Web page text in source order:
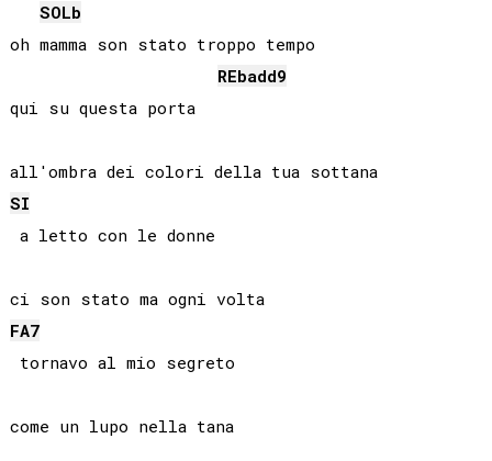
SOLb
oh mamma son stato troppo tempo
REbadd9
qui su questa porta
all'ombra dei colori della tua sottana
SI
a letto con le donne
ci son stato ma ogni volta
FA7
tornavo al mio segreto
come un lupo nella tana